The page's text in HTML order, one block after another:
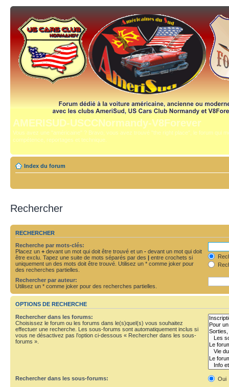
AMERISUD-USCCNormandy-V8Forever
Vous avez une "américaine" ? Bravo, vous avez trouvé "the right place", le forum qui
compétence, reportages et technique.
Index du forum
Rechercher
RECHERCHER
Recherche par mots-clés:
Placez un + devant un mot qui doit être trouvé et un - devant un mot qui doit
être exclu. Tapez une suite de mots séparés par des | entre crochets si
uniquement un des mots doit être trouvé. Utilisez un * comme joker pour
des recherches partielles.
Rechercher par auteur:
Utilisez un * comme joker pour des recherches partielles.
OPTIONS DE RECHERCHE
Rechercher dans les forums:
Choisissez le forum ou les forums dans le(s)quel(s) vous souhaitez
effectuer une recherche. Les sous-forums sont automatiquement inclus si
vous ne désactivez pas l’option ci-dessous « Rechercher dans les sous-
forums ».
Rechercher dans les sous-forums:
Oui